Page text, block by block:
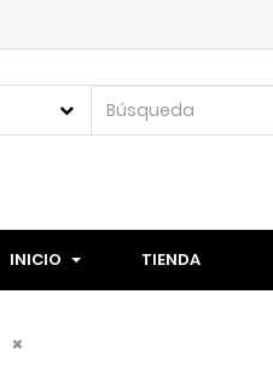
INICIO TIENDA